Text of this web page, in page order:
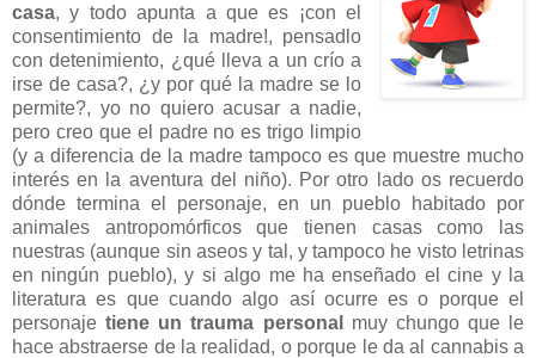
casa, y todo apunta a que es ¡con el
consentimiento de la madre!, pensadlo
con detenimiento, ¿qué lleva a un crío a
irse de casa?, ¿y por qué la madre se lo
permite?, yo no quiero acusar a nadie,
pero creo que el padre no es trigo limpio
(y a diferencia de la madre tampoco es que muestre mucho
interés en la aventura del niño). Por otro lado os recuerdo
dónde termina el personaje, en un pueblo habitado por
animales antropomórficos que tienen casas como las
nuestras (aunque sin aseos y tal, y tampoco he visto letrinas
en ningún pueblo), y si algo me ha enseñado el cine y la
literatura es que cuando algo así ocurre es o porque el
personajetiene un trauma personal
muy chungo que le
hace abstraerse de la realidad, o porque le da al cannabis a